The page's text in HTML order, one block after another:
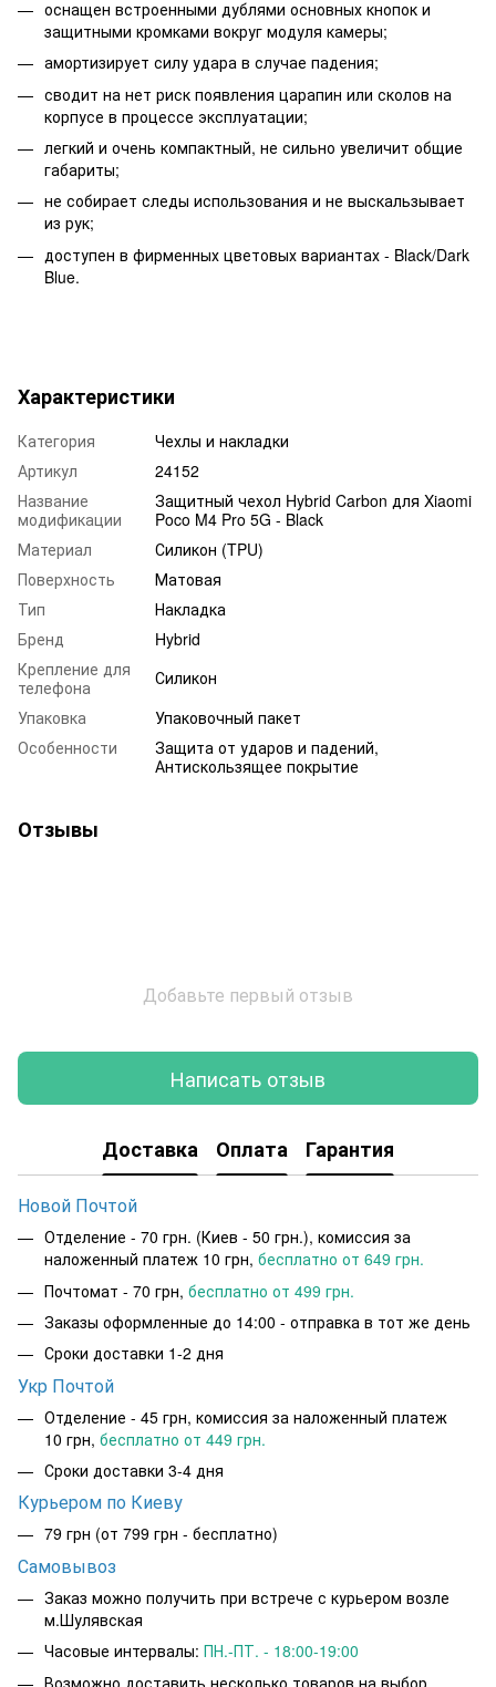
оснащен встроенными дублями основных кнопок и
защитными кромками вокруг модуля камеры;
амортизирует силу удара в случае падения;
сводит на нет риск появления царапин или сколов на
корпусе в процессе эксплуатации;
легкий и очень компактный, не сильно увеличит общие
габариты;
не собирает следы использования и не выскальзывает
из рук;
доступен в фирменных цветовых вариантах - Black/Dark
Blue.
Характеристики
Категория
Чехлы и накладки
Артикул
24152
Название
модификации
Защитный чехол Hybrid Carbon для Xiaomi
Poco M4 Pro 5G - Black
Материал
Силикон (TPU)
Поверхность
Матовая
Тип
Накладка
Бренд
Hybrid
Крепление для
телефона
Силикон
Упаковка
Упаковочный пакет
Особенности
Защита от ударов и падений,
Антискользящее покрытие
Отзывы
Добавьте первый отзыв
Написать отзыв
Доставка Оплата Гарантия
Новой Почтой
Отделение - 70 грн. (Киев - 50 грн.), комиссия за
наложенный платеж 10 грн, бесплатно от 649 грн.
Почтомат - 70 грн, бесплатно от 499 грн.
Заказы оформленные до 14:00 - отправка в тот же день
Сроки доставки 1-2 дня
Укр Почтой
Отделение - 45 грн, комиссия за наложенный платеж
10 грн, бесплатно от 449 грн.
Сроки доставки 3-4 дня
Курьером по Киеву
79 грн (от 799 грн - бесплатно)
Самовывоз
Заказ можно получить при встрече с курьером возле
м.Шулявская
Часовые интервалы: ПН.-ПТ. - 18:00-19:00
Возможно доставить несколько товаров на выбор